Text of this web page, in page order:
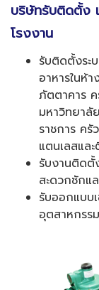
บริษัทรับติดตั้ง
โรงงาน
รับติดตั้งระ
อาหารในห้
ภัตตาคาร ค
มหาวิทยาลั
ราชการ ครั
แตนเลสแล
รับงานติดตั้
สะดวกซักแ
รับออกแบบ
อุตสาหกรร